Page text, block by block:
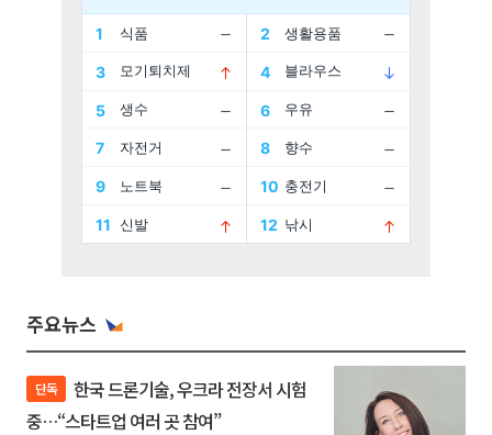
주요뉴스
단독
중…“스타트업 여러 곳 참여”